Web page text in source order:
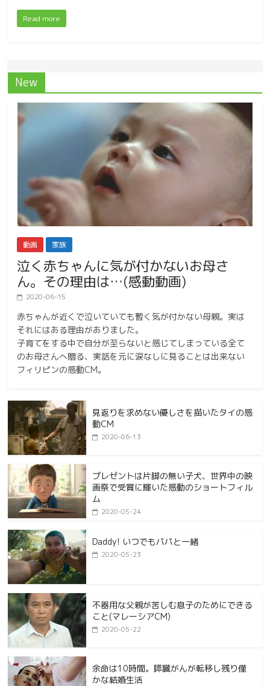
Read more
New
動画 家族
泣く赤ちゃんに気が付かないお母さ
ん。その理由は…(感動動画)
2020-06-15
赤ちゃんが近くで泣いていても暫く気が付かない母親。実は
それにはある理由がありました。
子育てをする中で自分が至らないと感じてしまっている全て
のお母さんへ贈る、実話を元に涙なしに見ることは出来ない
フィリピンの感動CM。
見返りを求めない優しさを描いたタイの感
動CM
2020-06-13
プレゼントは片脚の無い子犬、世界中の映
画祭で受賞に輝いた感動のショートフィル
ム
2020-05-24
Daddy! いつでもパパと一緒
2020-05-23
不器用な父親が苦しむ息子のためにできる
こと(マレーシアCM)
2020-05-22
余命は10時間。膵臓がんが転移し残り僅
かな結婚生活